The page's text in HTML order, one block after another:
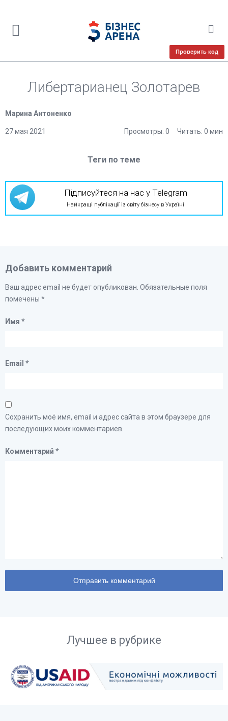
Проверить код
Либертарианец Золотарев
Марина Антоненко
27 мая 2021 Читать: 0 мин
Просмотры: 0
Теги по теме
Підписуйтеся на нас у Telegram
Найкращі публікації із світу бізнесу в Україні
Добавить комментарий
Ваш адрес email не будет опубликован. Обязательные поля
помечены *
Имя *
Email *
Сохранить моё имя, email и адрес сайта в этом браузере для
последующих моих комментариев.
Комментарий *
Лучшее в рубрике